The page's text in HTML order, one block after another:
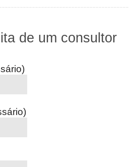
de um consultor